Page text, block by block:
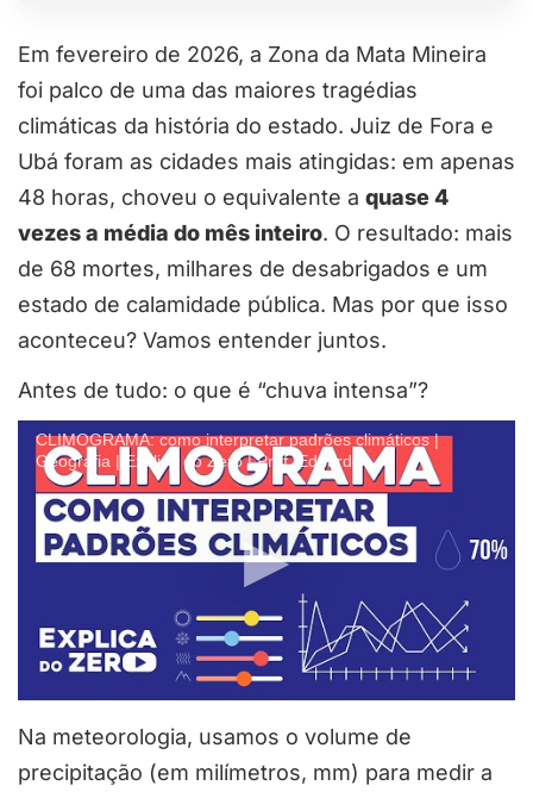
Em fevereiro de 2026, a Zona da Mata Mineira
foi palco de uma das maiores tragédias
climáticas da história do estado. Juiz de Fora e
Ubá foram as cidades mais atingidas: em apenas
48 horas, choveu o equivalente a quase 4
vezes a média do mês inteiro. O resultado: mais
de 68 mortes, milhares de desabrigados e um
estado de calamidade pública. Mas por que isso
aconteceu? Vamos entender juntos.
Antes de tudo: o que é “chuva intensa”?
CLIMOGRAMA: como interpretar padrões climáticos |
Geografia | Explica do Zero | Prof. Eduardo
Na meteorologia, usamos o volume de
precipitação (em milímetros, mm) para medir a